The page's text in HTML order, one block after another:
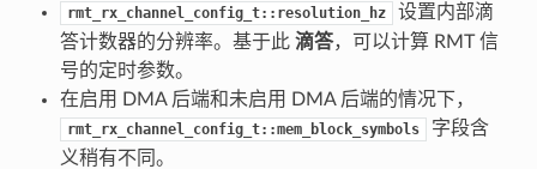
rmt_rx_channel_config_t::resolution_hz
设置内部滴
答计数器的分辨率。基于此 滴答，可以计算 RMT 信
号的定时参数。
在启用 DMA 后端和未启用 DMA 后端的情况下，
rmt_rx_channel_config_t::mem_block_symbols
字段含
义稍有不同。